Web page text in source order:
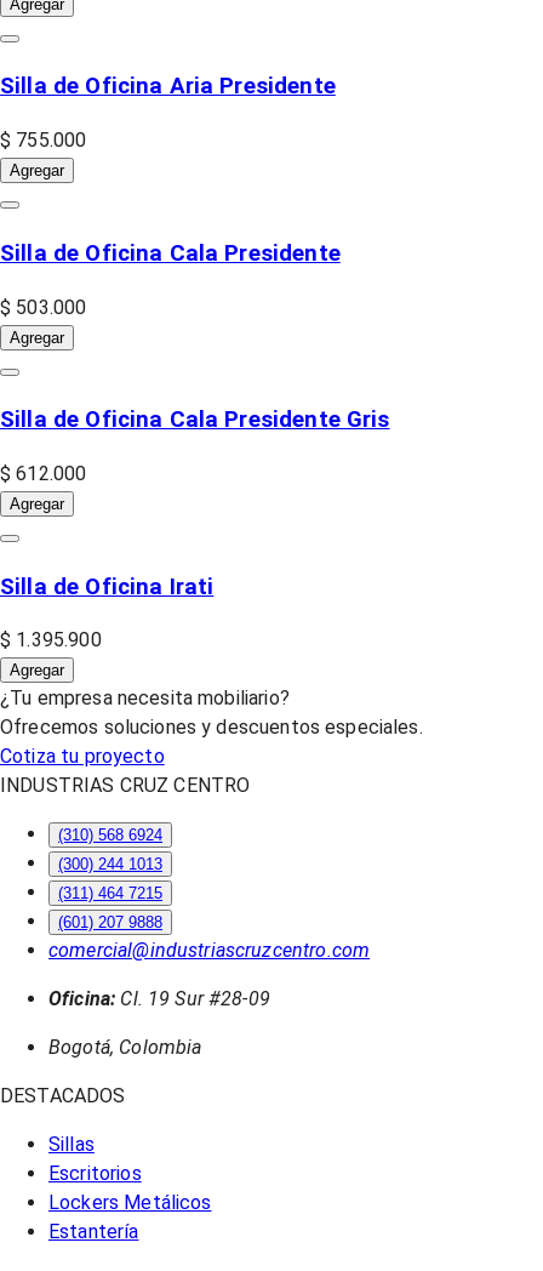
Agregar
Silla de Oficina Aria Presidente
$ 755.000
Agregar
Silla de Oficina Cala Presidente
$ 503.000
Agregar
Silla de Oficina Cala Presidente Gris
$ 612.000
Agregar
Silla de Oficina Irati
$ 1.395.900
Agregar
¿Tu empresa necesita mobiliario?
Ofrecemos soluciones y descuentos especiales.
Cotiza tu proyecto
INDUSTRIAS CRUZ CENTRO
(310) 568 6924
(300) 244 1013
(311) 464 7215
(601) 207 9888
comercial@industriascruzcentro.com
Oficina: Cl. 19 Sur #28-09
Bogotá, Colombia
DESTACADOS
Sillas
Escritorios
Lockers Metálicos
Estantería